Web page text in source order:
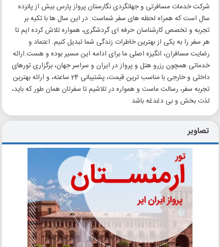
شرکت خدمات مسافرتی و جهانگردی نگارستان پرواز پارس بیش از پانزده
سال است که همراه لحظه های سفر شماست. در این سال ها با تکیه بر
تجربه و تخصص کارشناسان حرفه ای گردشگری، همواره تلاش کرده ایم تا
هر سفر را به یکی از بهترین خاطرات زندگی شما تبدیل کنیم. اعتماد و
رضایت مسافران، انگیزه اصلی ما برای ادامه این مسیر بوده و هست.ارائه
خدماتی همچون رزرو هتل و پرواز در ایران و سراسر جهان، برگزاری تورهای
داخلی و خارجی با مناسب ترین قیمت، پشتیبانی 24 ساعته، و ارائه بهترین
تجربه سفر، رسالت ماست و همواره در تلاشیم تا سفرتان همان طور که باید،
لذت بخش و بی دغدغه باشد
تصاویر